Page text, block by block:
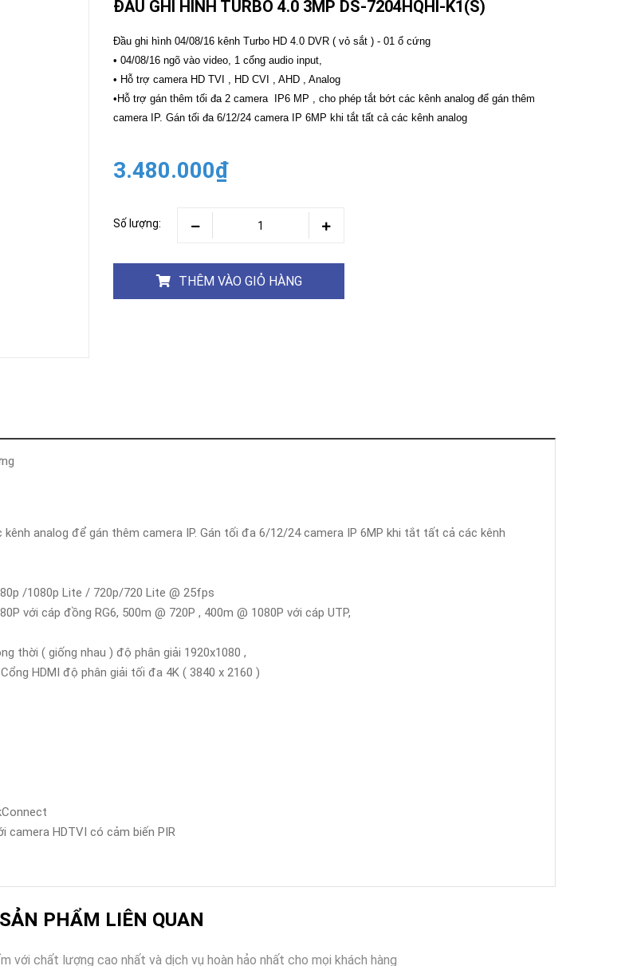
ĐỘNG
Camera
Hikvision
Camera
HỌP
TRỰC
Màn
M27
CHÁY
Lock
HUAWEI
ĐẦU GHI HÌNH TURBO 4.0 3MP DS-7204HQHI-K1(S)
Đầu ghi hình 04/08/16 kênh Turbo HD 4.0 DVR ( vỏ sắt ) - 01 ổ cứng
• 04/08/16 ngõ vào video, 1 cổng audio input,
• Hỗ trợ camera HD TVI , HD CVI , AHD , Analog
•Hỗ trợ gán thêm tối đa 2 camera IP6 MP , cho phép tắt bớt các kênh analog để gán thêm
camera IP. Gán tối đa 6/12/24 camera IP 6MP khi tắt tất cả các kênh analog
3.480.000₫
Số lượng:
THÊM VÀO GIỎ HÀNG
analog để gán thêm camera IP. Gán tối đa 6/12/24 camera IP 6MP khi tắt tất cả các kênh
/1080p Lite / 720p/720 Lite @ 25fps
với cáp đồng RG6, 500m @ 720P , 400m @ 1080P với cáp UTP,
thời ( giống nhau ) độ phân giải 1920x1080 ,
HDMI độ phân giải tối đa 4K ( 3840 x 2160 )
camera HDTVI có cảm biến PIR
SẢN PHẨM LIÊN QUAN
với chất lượng cao nhất và dịch vụ hoàn hảo nhất cho mọi khách hàng